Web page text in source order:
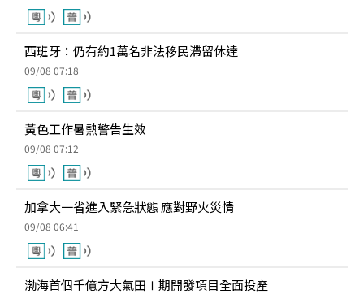
西班牙：仍有約1萬名非法移民滯留休達
09/08 07:18
黃色工作暑熱警告生效
09/08 07:12
加拿大一省進入緊急狀態 應對野火災情
09/08 06:41
渤海首個千億方大氣田Ⅰ期開發項目全面投產